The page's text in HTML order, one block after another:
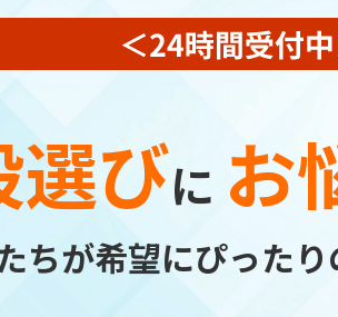
選びに お
ちが希望にぴったり